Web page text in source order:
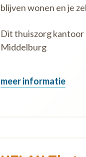
blijven wonen en je
Dit thuiszorg kantoor
Middelburg
meer informatie